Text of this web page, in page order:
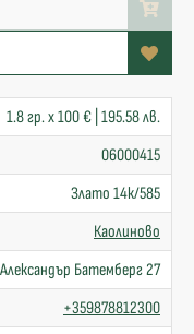
1.8 гр. x 100 € | 195.58 лв.
06000415
Злато 14к/585
Каолиново
Александър Батемберг 27
+359878812300